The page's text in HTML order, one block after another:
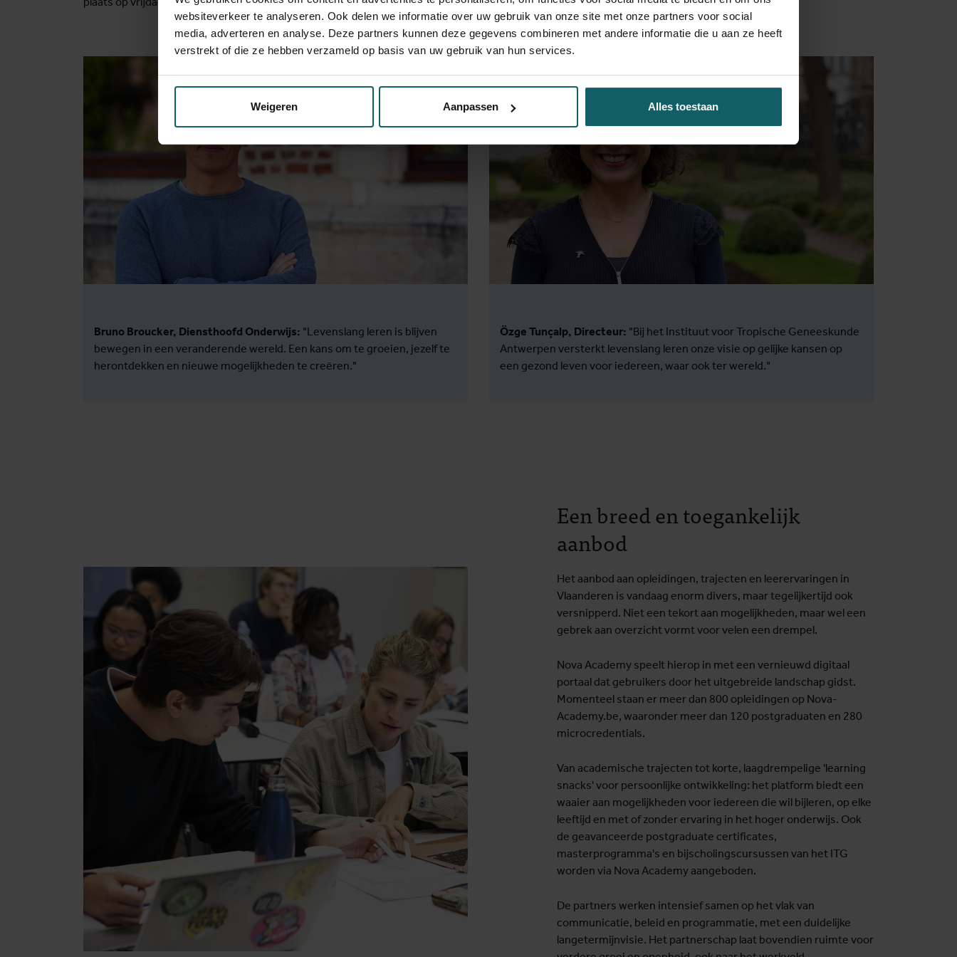
websiteverkeer te analyseren. Ook delen we informatie over uw gebruik van onze site met onze partners voor social
media, adverteren en analyse. Deze partners kunnen deze gegevens combineren met andere informatie die u aan ze heeft
verstrekt of die ze hebben verzameld op basis van uw gebruik van hun services.
Weigeren Aanpassen Alles toestaan
Bruno Broucker, Diensthoofd Onderwijs: "Levenslang leren is blijven
bewegen in een veranderende wereld. Een kans om te groeien, jezelf te
herontdekken en nieuwe mogelijkheden te creëren."
Özge Tunçalp, Directeur: "Bij het Instituut voor Tropische Geneeskunde
Antwerpen versterkt levenslang leren onze visie op gelijke kansen op
een gezond leven voor iedereen, waar ook ter wereld."
Een breed en toegankelijk
aanbod
Het aanbod aan opleidingen, trajecten en leerervaringen in
Vlaanderen is vandaag enorm divers, maar tegelijkertijd ook
versnipperd. Niet een tekort aan mogelijkheden, maar wel een
gebrek aan overzicht vormt voor velen een drempel.
Nova Academy speelt hierop in met een vernieuwd digitaal
portaal dat gebruikers door het uitgebreide landschap gidst.
Momenteel staan er meer dan 800 opleidingen op Nova-
Academy.be, waaronder meer dan 120 postgraduaten en 280
microcredentials.
Van academische trajecten tot korte, laagdrempelige 'learning
snacks' voor persoonlijke ontwikkeling: het platform biedt een
waaier aan mogelijkheden voor iedereen die wil bijleren, op elke
leeftijd en met of zonder ervaring in het hoger onderwijs. Ook
de geavanceerde postgraduate certificates,
masterprogramma's en bijscholingscursussen van het ITG
worden via Nova Academy aangeboden.
De partners werken intensief samen op het vlak van
communicatie, beleid en programmatie, met een duidelijke
langetermijnvisie. Het partnerschap laat bovendien ruimte voor